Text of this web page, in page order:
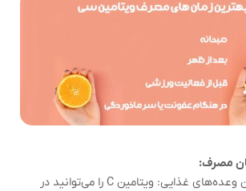
مصرف:
صبح یا بین وعده‌های غذایی: ویتامین C را می‌توانید در